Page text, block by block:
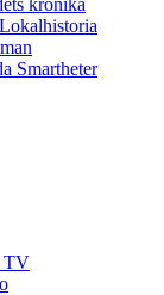
krönika
Smartheter
TV